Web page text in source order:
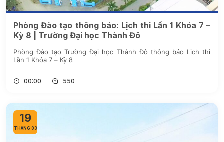
Phòng Đào tạo thông báo: Lịch thi Lần 1 Khóa 7 –
Kỳ 8 | Trường Đại học Thành Đô
Phòng Đào tạo Trường Đại học Thành Đô thông báo Lịch thi
Lần 1 Khóa 7 – Kỳ 8
00:00 550
19
THÁNG 03